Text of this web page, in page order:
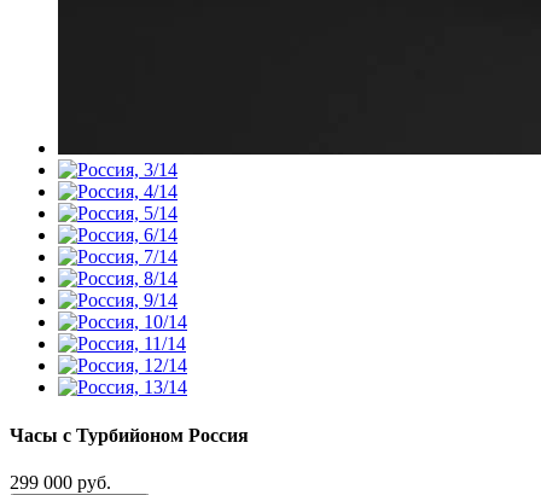
Часы с Турбийоном Россия
299 000 руб.